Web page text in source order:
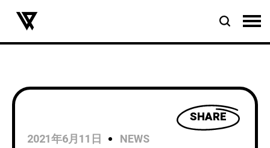
SHARE
2021年6月11日
NEWS